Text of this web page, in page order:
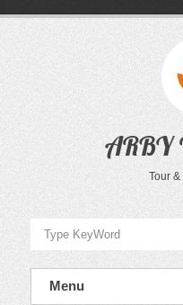
ARBY
Tour
Menu